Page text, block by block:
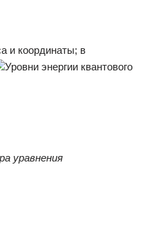
и координаты; в
Уровни энергии квантового
уравнения